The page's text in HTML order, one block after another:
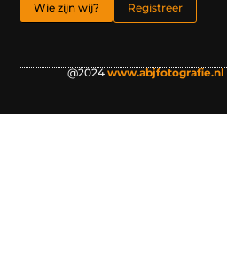
Wie zijn wij? Registreer
@2024www.abjfotografie.nl